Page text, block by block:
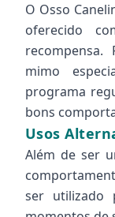
O Osso
oferecido
mimo
programa
bons
Usos
Além de ser
ser utilizado